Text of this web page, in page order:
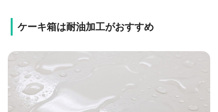
ケーキ箱は耐油加工がおすすめ